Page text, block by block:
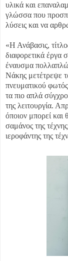
υλικά και
γλώσσα που
λύσεις και να
«Η Ανάβασις,
διαφορετικά έργα
έναυσμα
Νάκης μετέτρεψε
πνευματικού
τα πιο απλά
της λειτουργία.
όποιον μπορεί και
σαμάνος της
ιεροφάντης της